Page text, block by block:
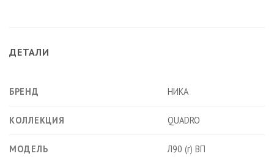
ДЕТАЛИ
БРЕНД НИКА
КОЛЛЕКЦИЯ QUADRO
МОДЕЛЬ Л90 (г) ВП